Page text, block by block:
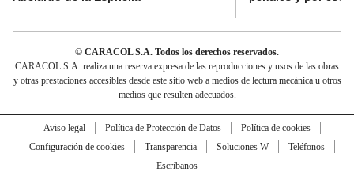
© CARACOL S.A. Todos los derechos reservados.
CARACOL S.A. realiza una reserva expresa de las reproducciones y usos de las obras
y otras prestaciones accesibles desde este sitio web a medios de lectura mecánica u otros
medios que resulten adecuados.
Aviso legal Política de Protección de Datos
Política de cookies
Configuración de cookies
Transparencia Soluciones W
Teléfonos
Escríbanos